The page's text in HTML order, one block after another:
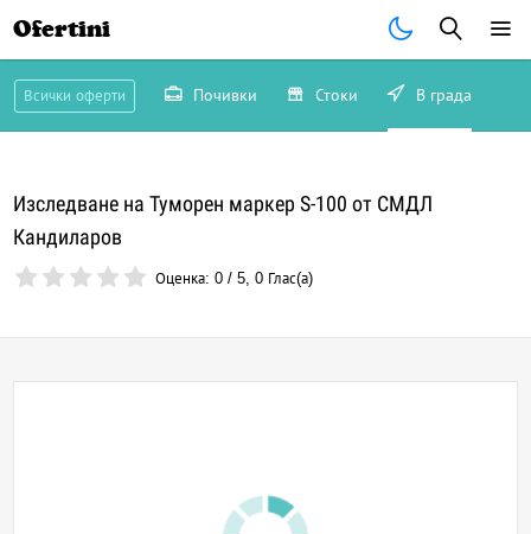
Ofertini
Всички оферти Почивки Стоки В града
Изследване на Туморен маркер S-100 от СМДЛ
Кандиларов
Оценка:0 /5,0 Глас(а)